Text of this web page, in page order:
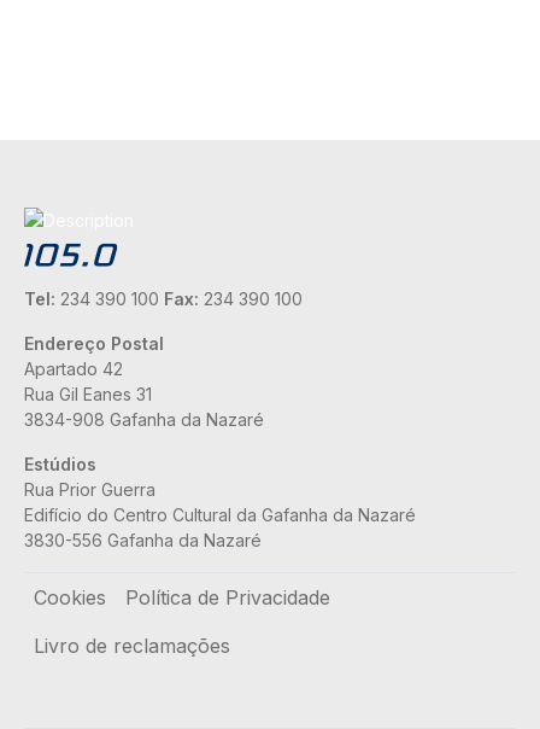
Tel: 234 390 100 Fax: 234 390 100
Endereço Postal
Apartado 42
Rua Gil Eanes 31
3834-908 Gafanha da Nazaré
Estúdios
Rua Prior Guerra
Edifício do Centro Cultural da Gafanha da Nazaré
3830-556 Gafanha da Nazaré
Rodapé
Cookies
Política de Privacidade
Livro de reclamações